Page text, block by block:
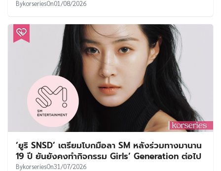
BykorseriesOn01/08/2026
‘ยูริ SNSD’ เตรียมโบกมือลา SM หลังร่วมทางมานาน
19 ปี ยันยังคงทำกิจกรรม Girls’ Generation ต่อไป
BykorseriesOn31/07/2026